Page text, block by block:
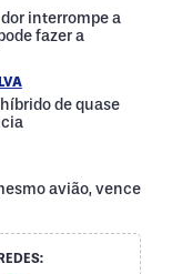
interrompe a
fazer a
de quase
avião, vence